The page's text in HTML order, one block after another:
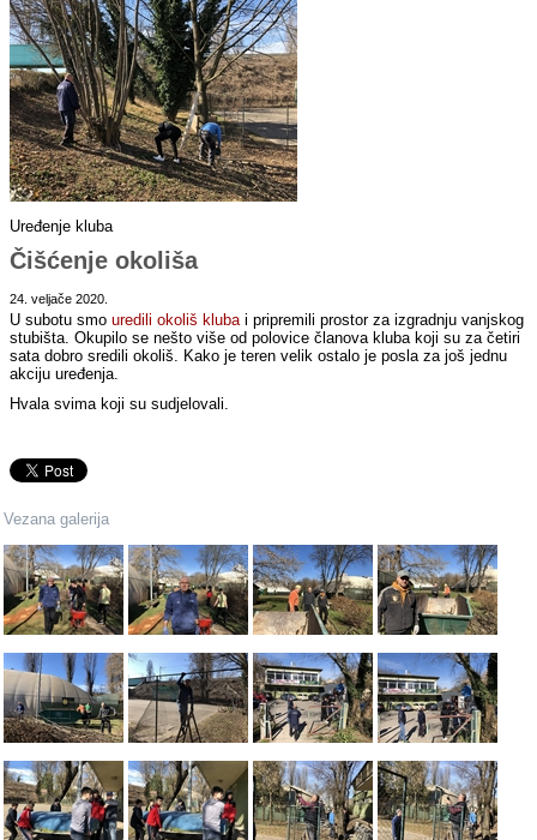
Uređenje kluba
Čišćenje okoliša
24. veljače 2020.
U subotu smouredili okoliš klubai pripremili prostor za izgradnju vanjskog
stubišta. Okupilo se nešto više od polovice članova kluba koji su za četiri
sata dobro sredili okoliš. Kako je teren velik ostalo je posla za još jednu
akciju uređenja.
Hvala svima koji su sudjelovali.
Vezana galerija